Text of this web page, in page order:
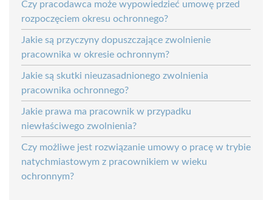
Czy pracodawca może wypowiedzieć umowę przed
rozpoczęciem okresu ochronnego?
Jakie są przyczyny dopuszczające zwolnienie
pracownika w okresie ochronnym?
Jakie są skutki nieuzasadnionego zwolnienia
pracownika ochronnego?
Jakie prawa ma pracownik w przypadku
niewłaściwego zwolnienia?
Czy możliwe jest rozwiązanie umowy o pracę w trybie
natychmiastowym z pracownikiem w wieku
ochronnym?